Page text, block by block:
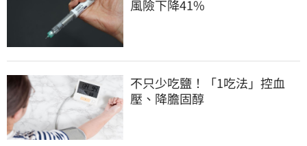
風險下降41%
不只少吃鹽！「1吃法」控血
壓、降膽固醇